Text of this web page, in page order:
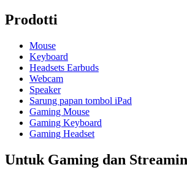
Prodotti
Mouse
Keyboard
Headsets Earbuds
Webcam
Speaker
Sarung papan tombol iPad
Gaming Mouse
Gaming Keyboard
Gaming Headset
Untuk Gaming dan